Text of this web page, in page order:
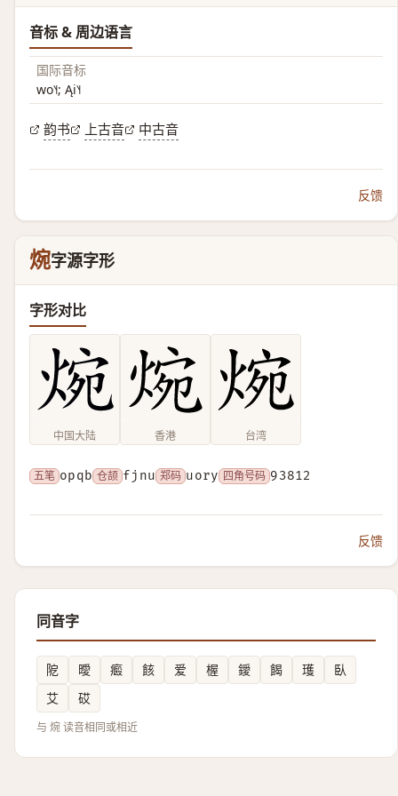
音标 & 周边语言
国际音标
wo˥˧; Ąi˥˧
韵书 上古音 中古音
反馈
焥字源字形
字形对比
中国大陆 香港 台湾
五笔 opqb 仓颉 fjnu 郑码 uory 四角号码 93812
反馈
同音字
阸 曖 㿄 䬵 爱 楃 鑀 餲 瓁
臥
艾
砹
与 焥 读音相同或相近